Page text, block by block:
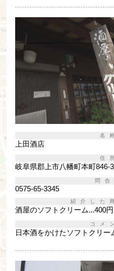
名
上田酒店
住
岐阜県郡上市八幡町本町846-3
問合
0575-65-3345
紹介した
酒屋のソフトクリーム...400円
コメ
日本酒をかけたソフトクリー